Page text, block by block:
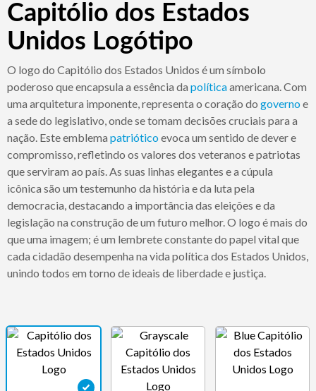
Capitólio dos Estados
Unidos Logótipo
O logo do Capitólio dos Estados Unidos é um símbolo
poderoso que encapsula a essência da políticaamericana. Com
uma arquitetura imponente, representa o coração do governoe
a sede do legislativo, onde se tomam decisões cruciais para a
nação. Este emblema patrióticoevoca um sentido de dever e
compromisso, refletindo os valores dos veteranos e patriotas
que serviram ao país. As suas linhas elegantes e a cúpula
icônica são um testemunho da história e da luta pela
democracia, destacando a importância das eleições e da
legislação na construção de um futuro melhor. O logo é mais do
que uma imagem; é um lembrete constante do papel vital que
cada cidadão desempenha na vida política dos Estados Unidos,
unindo todos em torno de ideais de liberdade e justiça.